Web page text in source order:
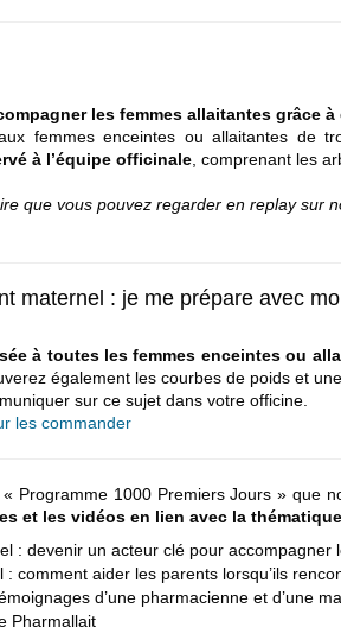
les femmes allaitantes grâce
femmes enceintes ou allaitantes de
à l’équipe officinale , comprenant les
que vous pouvez regarder en replay sur
maternel : je me prépare avec
à toutes les femmes enceintes ou
également les courbes de poids et
sur ce sujet dans votre officine.
les commander
Programme 1000 Premiers Jours » que
et les vidéos en lien avec la
: devenir un acteur clé pour accompagner
comment aider les parents lorsqu’ils
d’une pharmacienne et d’une
Pharmallait